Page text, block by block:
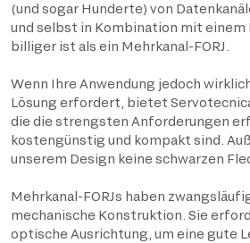
(und sogar Hunderte) von
und selbst in Kombination mit einem
billiger ist als ein Mehrkanal-FORJ.
Wenn Ihre Anwendung jedoch
Lösung erfordert, bietet Servotecnica
die die strengsten Anforderungen
kostengünstig und kompakt sind.
unserem Design keine schwarzen
Mehrkanal-FORJs haben
mechanische Konstruktion. Sie
optische Ausrichtung, um eine gute